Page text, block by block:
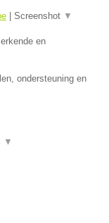
Screenshot ▼
en
ondersteuning en
▼